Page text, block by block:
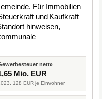
Für Immobilien
und Kaufkraft
hinweisen,
netto
Mio. EUR
128 EUR je Einwohner